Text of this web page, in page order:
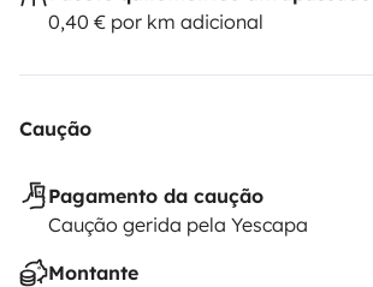
0,40 € por km adicional
Caução
Pagamento da caução
Caução gerida pela Yescapa
Montante